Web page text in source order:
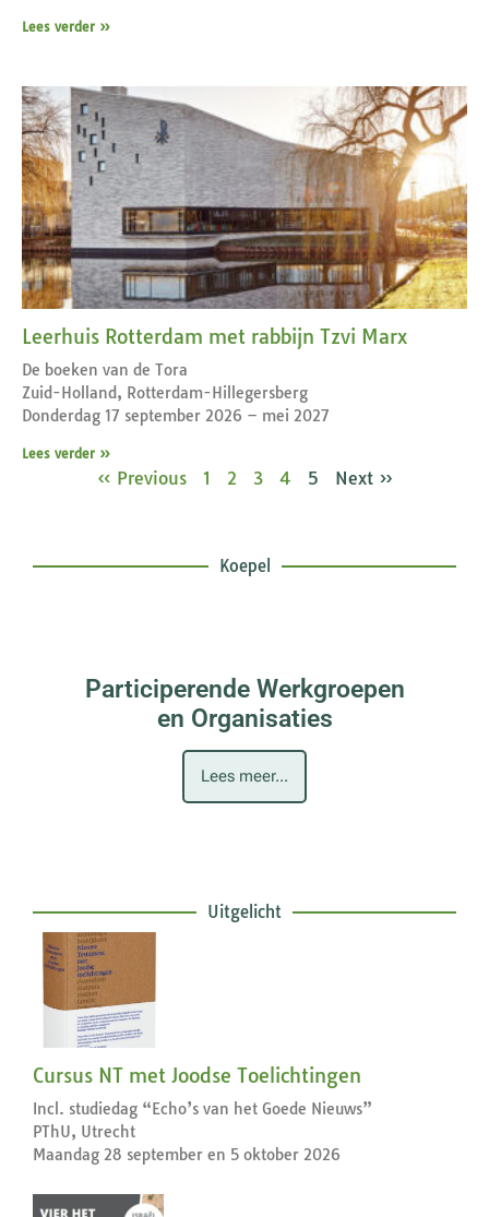
Lees verder »
Leerhuis Rotterdam met rabbijn Tzvi Marx
De boeken van de Tora
Zuid-Holland, Rotterdam-Hillegersberg
Donderdag 17 september 2026 – mei 2027
Lees verder »
« Previous 1 2 3 4 5 Next »
Koepel
Participerende Werkgroepen
en Organisaties
Lees meer...
Uitgelicht
Cursus NT met Joodse Toelichtingen
Incl. studiedag “Echo’s van het Goede Nieuws”
PThU, Utrecht
Maandag 28 september en 5 oktober 2026